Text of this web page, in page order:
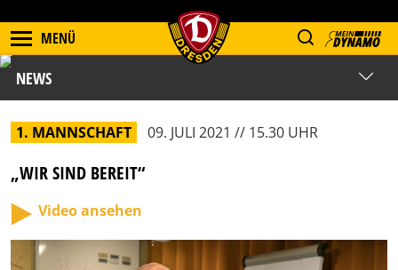
MENÜ
NEWS
1. MANNSCHAFT 09. JULI 2021 // 15.30 UHR
„WIR SIND BEREIT“
Video ansehen